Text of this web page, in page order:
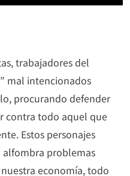
trabajadores del
mal intencionados
procurando defender
contra todo aquel que
Estos personajes
alfombra problemas
economía, todo